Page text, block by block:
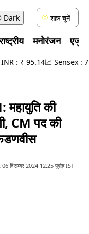
Dark शहर चुनें
मनोरंजन
: ₹ 95.14📈 Sensex :
की
CM पद की
06 दिसम्बर 2024 12:25 पूर्वाह्न IST